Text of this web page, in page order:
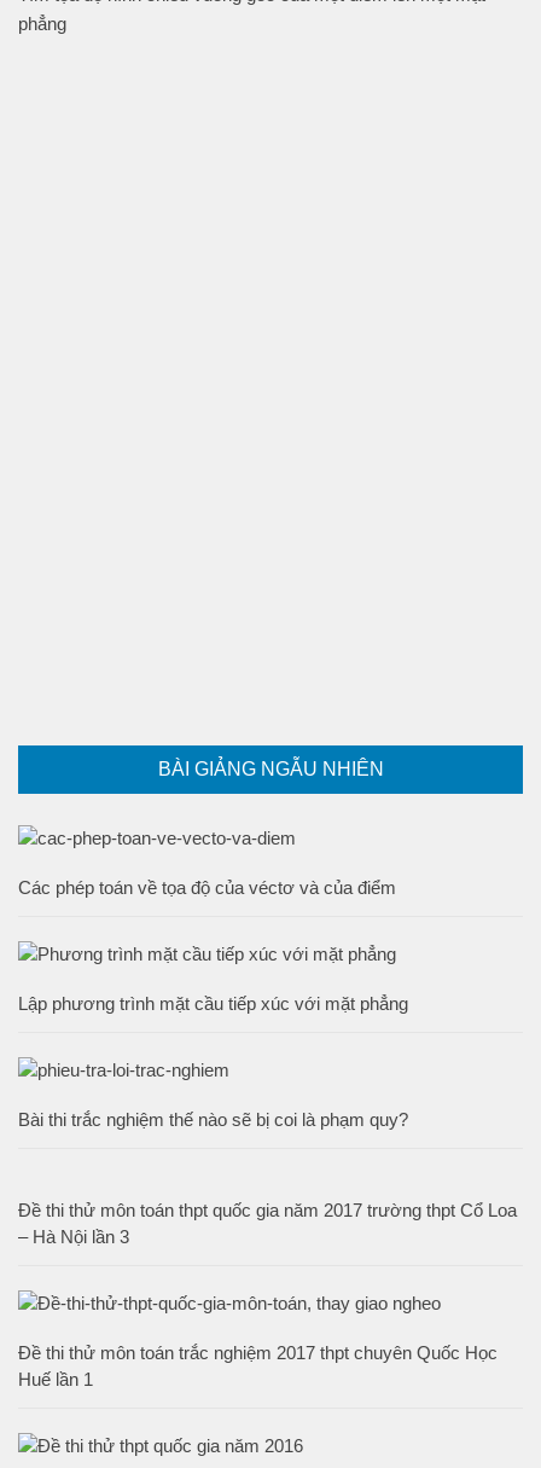
phẳng
BÀI GIẢNG NGẪU NHIÊN
Các phép toán về tọa độ của véctơ và của điểm
Lập phương trình mặt cầu tiếp xúc với mặt phẳng
Bài thi trắc nghiệm thế nào sẽ bị coi là phạm quy?
Đề thi thử môn toán thpt quốc gia năm 2017 trường thpt Cổ Loa
– Hà Nội lần 3
Đề thi thử môn toán trắc nghiệm 2017 thpt chuyên Quốc Học
Huế lần 1